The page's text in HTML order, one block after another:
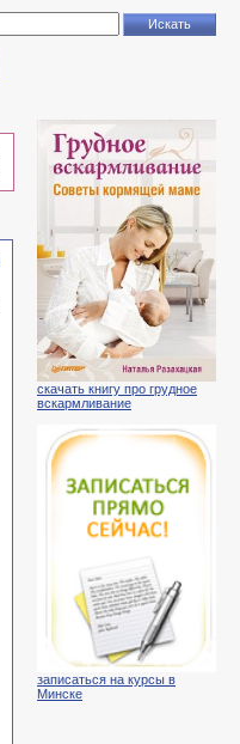
скачать книгу про грудное
вскармливание
записаться на курсы в
Минске